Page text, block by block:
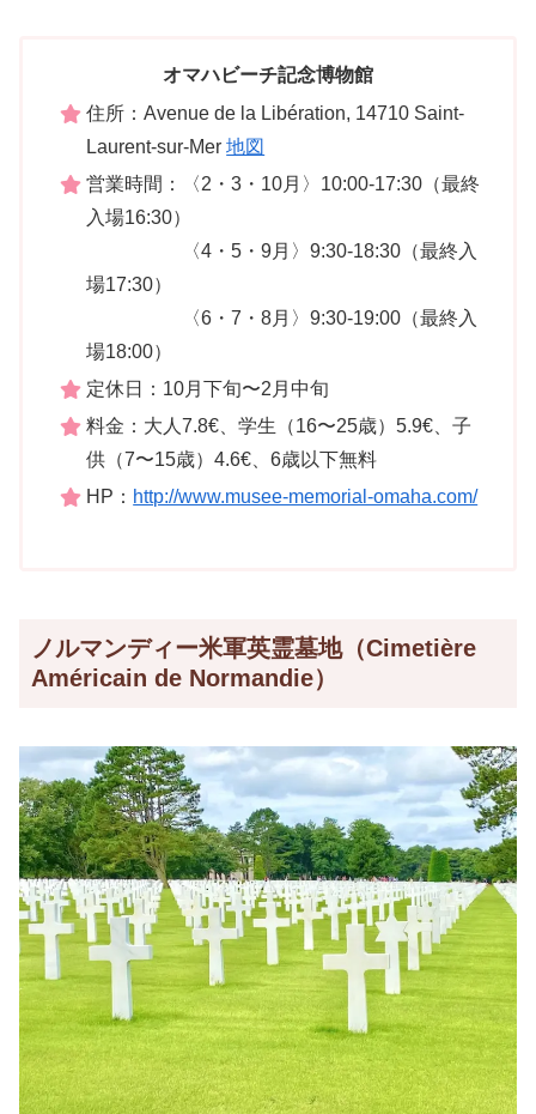
オマハビーチ記念博物館
住所：Avenue de la Libération, 14710 Saint-
Laurent-sur-Mer地図
営業時間：〈2・3・10月〉10:00-17:30（最終
入場16:30）
〈4・5・9月〉9:30-18:30（最終入
場17:30）
〈6・7・8月〉9:30-19:00（最終入
場18:00）
定休日：10月下旬〜2月中旬
料金：大人7.8€、学生（16〜25歳）5.9€、子
供（7〜15歳）4.6€、6歳以下無料
HP： http://www.musee-memorial-omaha.com/
ノルマンディー米軍英霊墓地（Cimetière
Américain de Normandie）